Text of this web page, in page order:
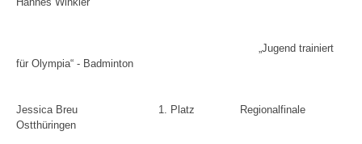
„Jugend trainiert
für Olympia“ - Badminton
Jessica Breu 1. Platz
Regionalfinale
Ostthüringen